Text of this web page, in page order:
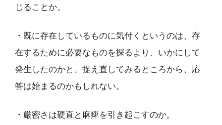
じることか。
・既に存在しているものに気付くというのは、存
在するために必要なものを探るより、いかにして
発生したのかと、捉え直してみるところから、応
答は始まるのかもしれない。
・厳密さは硬直と麻痺を引き起こすのか。